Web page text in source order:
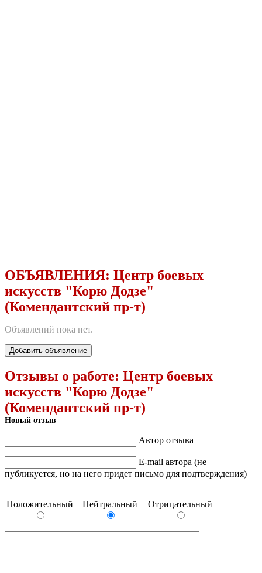
ОБЪЯВЛЕНИЯ: Центр боевых
искусств "Корю Додзе"
(Комендантский пр-т)
Объявлений пока нет.
Добавить объявление
Отзывы о работе: Центр боевых
искусств "Корю Додзе"
(Комендантский пр-т)
Новый отзыв
Автор отзыва
E-mail автора (не
публикуется, но на него придет письмо для подтверждения)
Положительный Нейтральный Отрицательный